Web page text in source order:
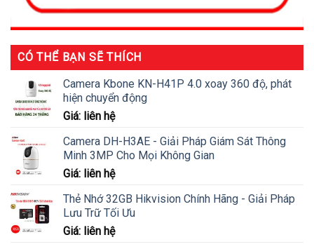
CÓ THỂ BẠN SẼ THÍCH
Camera Kbone KN-H41P 4.0 xoay 360 độ, phát
hiện chuyển động
Giá: liên hệ
Camera DH-H3AE - Giải Pháp Giám Sát Thông
Minh 3MP Cho Mọi Không Gian
Giá: liên hệ
Thẻ Nhớ 32GB Hikvision Chính Hãng - Giải Pháp
Lưu Trữ Tối Ưu
Giá: liên hệ